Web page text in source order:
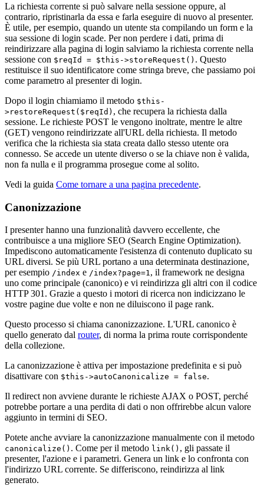
La richiesta corrente si può salvare nella sessione oppure, al
contrario, ripristinarla da essa e farla eseguire di nuovo al presenter.
È utile, per esempio, quando un utente sta compilando un form e la
sua sessione di login scade. Per non perdere i dati, prima di
reindirizzare alla pagina di login salviamo la richiesta corrente nella
sessione con $reqId = $this->storeRequest() . Questo
restituisce il suo identificatore come stringa breve, che passiamo poi
come parametro al presenter di login.
Dopo il login chiamiamo il metodo $this-
>restoreRequest($reqId) , che recupera la richiesta dalla
sessione. Le richieste POST le vengono inoltrate, mentre le altre
(GET) vengono reindirizzate all'URL della richiesta. Il metodo
verifica che la richiesta sia stata creata dallo stesso utente ora
connesso. Se accede un utente diverso o se la chiave non è valida,
non fa nulla e il programma prosegue come al solito.
Vedi la guida Come tornare a una pagina precedente.
Canonizzazione
I presenter hanno una funzionalità davvero eccellente, che
contribuisce a una migliore SEO (Search Engine Optimization).
Impediscono automaticamente l'esistenza di contenuto duplicato su
URL diversi. Se più URL portano a una determinata destinazione,
per esempio /index e /index?page=1, il framework ne designa
uno come principale (canonico) e vi reindirizza gli altri con il codice
HTTP 301. Grazie a questo i motori di ricerca non indicizzano le
vostre pagine due volte e non ne diluiscono il page rank.
Questo processo si chiama canonizzazione. L'URL canonico è
quello generato dal router, di norma la prima route corrispondente
della collezione.
La canonizzazione è attiva per impostazione predefinita e si può
disattivare con $this->autoCanonicalize = false.
Il redirect non avviene durante le richieste AJAX o POST, perché
potrebbe portare a una perdita di dati o non offrirebbe alcun valore
aggiunto in termini di SEO.
Potete anche avviare la canonizzazione manualmente con il metodo
canonicalize() . Come per il metodo link() , gli passate il
presenter, l'azione e i parametri. Genera un link e lo confronta con
l'indirizzo URL corrente. Se differiscono, reindirizza al link
generato.